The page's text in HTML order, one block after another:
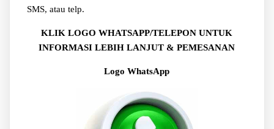
SMS, atau telp.
KLIK LOGO WHATSAPP/TELEPON UNTUK
INFORMASI LEBIH LANJUT & PEMESANAN
Logo WhatsApp